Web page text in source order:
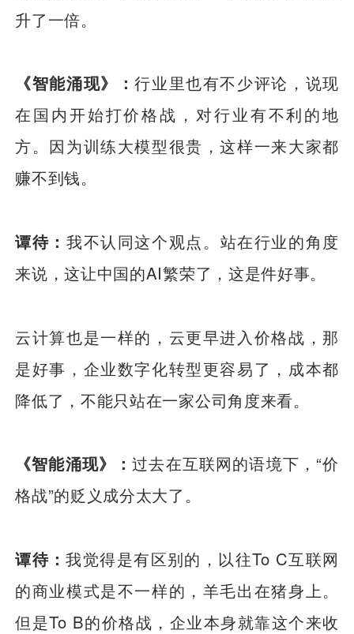
升了一倍。
《智能涌现》：行业里也有不少评论，说现
在国内开始打价格战，对行业有不利的地
方。因为训练大模型很贵，这样一来大家都
赚不到钱。
谭待： 我不认同这个观点。站在行业的角度
来说，这让中国的AI繁荣了，这是件好事。
云计算也是一样的，云更早进入价格战，那
是好事，企业数字化转型更容易了，成本都
降低了，不能只站在一家公司角度来看。
《智能涌现》：过去在互联网的语境下，“价
格战”的贬义成分太大了。
谭待：我觉得是有区别的，以往To C互联网
的商业模式是不一样的，羊毛出在猪身上。
但是To B的价格战，企业本身就靠这个来收